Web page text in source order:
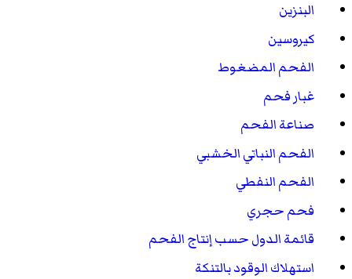
البنزين
كيروسين
الفحم المضغوط
غبار فحم
صناعة الفحم
الفحم النباتي الخشبي
الفحم النفطي
فحم حجري
قائمة الدول حسب إنتاج الفحم
استهلاك الوقود بالتنكة